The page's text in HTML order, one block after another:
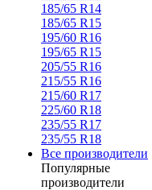
185/65 R14
185/65 R15
195/60 R16
195/65 R15
205/55 R16
215/55 R16
215/60 R17
225/60 R18
235/55 R17
235/55 R18
Все производители
Популярные
производители